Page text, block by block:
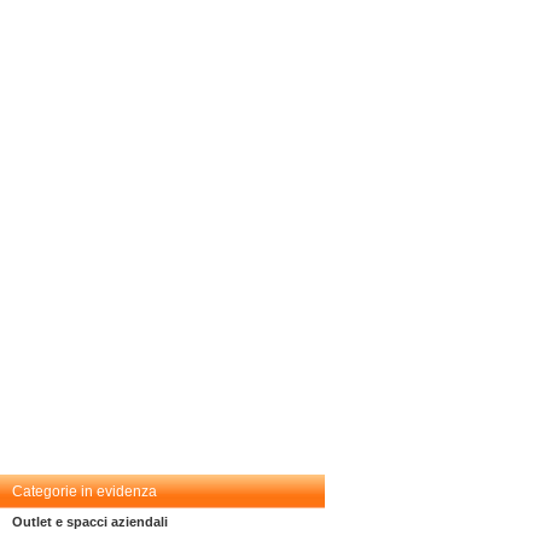
Categorie in evidenza
Outlet e spacci aziendali